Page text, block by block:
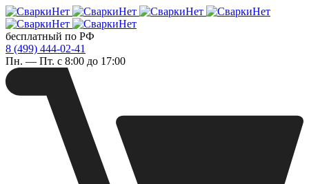
бесплатный по РФ
8 (499) 444-02-41
Пн. — Пт. с 8:00 до 17:00